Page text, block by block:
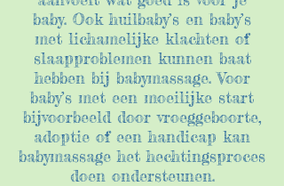
baby. Ook huilbaby’s en baby’s
met lichamelijke klachten of
slaapproblemen kunnen baat
hebben bij babymassage. Voor
baby’s met een moeilijke start
bijvoorbeeld door vroeggeboorte,
adoptie of een handicap kan
babymassage het hechtingsproces
doen ondersteunen.